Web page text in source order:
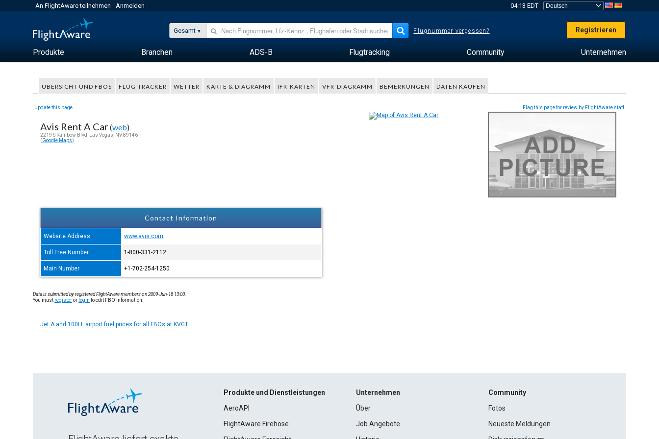
An FlightAware teilnehmen Anmelden 04:13 EDT
Gesamt Flugnummer vergessen? Registrieren
Produkte Branchen ADS-B Flugtracking Community Unternehmen
ÜBERSICHT UND FBOS FLUG-TRACKER WETTER KARTE & DIAGRAMM IFR-KARTEN VFR-DIAGRAMM BEMERKUNGEN DATEN KAUFEN
Update this page Flag this page for review by FlightAware staff
Avis Rent A Car(web)
2219 S Rainbow Blvd, Las Vegas, NV 89146
(Google Maps)
Contact Information
Website Address www.avis.com
Toll Free Number 1-800-331-2112
Main Number +1-702-254-1250
Data is submitted by registered FlightAware members on 2009-Jun-18 13:00.
You must registeror login to edit FBO information.
Jet A and 100LL airport fuel prices for all FBOs at KVGT
Produkte und Dienstleistungen
AeroAPI
FlightAware Firehose
Unternehmen
Über
Job Angebote
Community
Fotos
Neueste Meldungen